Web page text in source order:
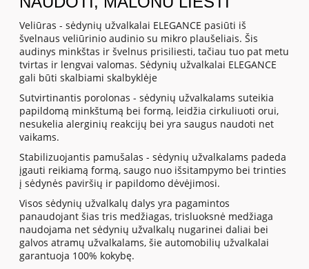
Veliūras - sėdynių užvalkalai ELEGANCE pasiūti iš
švelnaus veliūrinio audinio su mikro plaušeliais. Šis
audinys minkštas ir švelnus prisiliesti, tačiau tuo pat metu
tvirtas ir lengvai valomas. Sėdynių užvalkalai ELEGANCE
gali būti skalbiami skalbyklėje
Sutvirtinantis porolonas - sėdynių užvalkalams suteikia
papildomą minkštumą bei formą, leidžia cirkuliuoti orui,
nesukelia alerginių reakcijų bei yra saugus naudoti net
vaikams.
Stabilizuojantis pamušalas - sėdynių užvalkalams padeda
įgauti reikiamą formą, saugo nuo išsitampymo bei trinties
į sėdynės paviršių ir papildomo dėvėjimosi.
Visos sėdynių užvalkalų dalys yra pagamintos
panaudojant šias tris medžiagas, trisluoksnė medžiaga
naudojama net sėdynių užvalkalų nugarinei daliai bei
galvos atramų užvalkalams, šie automobilių užvalkalai
garantuoja 100% kokybę.